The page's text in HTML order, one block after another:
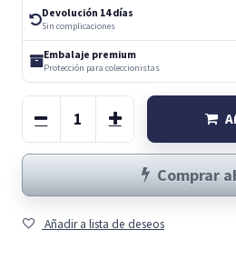
Devolución 14 días
Sin complicaciones
Embalaje premium
Protección para coleccionistas
Comprar
Añadir a lista de deseos